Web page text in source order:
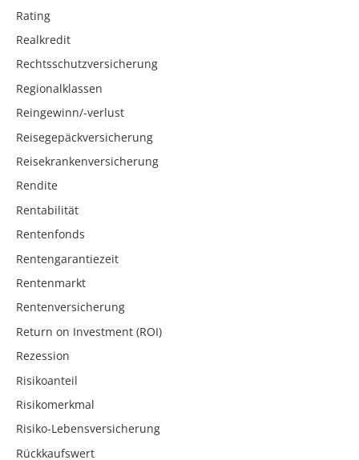
Rating
Realkredit
Rechtsschutzversicherung
Regionalklassen
Reingewinn/-verlust
Reisegepäckversicherung
Reisekrankenversicherung
Rendite
Rentabilität
Rentenfonds
Rentengarantiezeit
Rentenmarkt
Rentenversicherung
Return on Investment (ROI)
Rezession
Risikoanteil
Risikomerkmal
Risiko-Lebensversicherung
Rückkaufswert